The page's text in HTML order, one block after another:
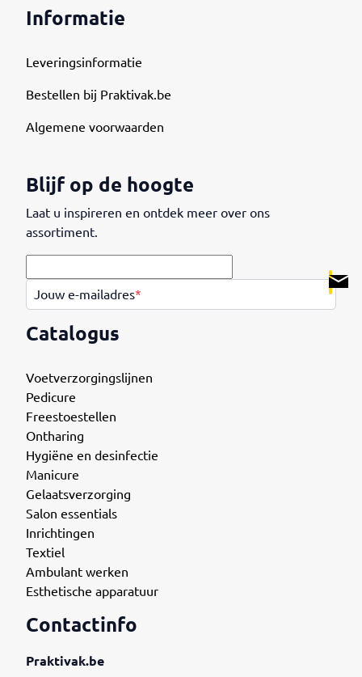
Contactinfo
Praktivak.be
Catalogus
Voetverzorgingslijnen
Pedicure
Freestoestellen
Ontharing
Hygiëne en desinfectie
Manicure
Gelaatsverzorging
Salon essentials
Inrichtingen
Textiel
Ambulant werken
Esthetische apparatuur
Informatie
Leveringsinformatie
Bestellen bij Praktivak.be
Algemene voorwaarden
Blijf op de hoogte
Laat u inspireren en ontdek meer over ons
assortiment.
Jouw e-mailadres*
.